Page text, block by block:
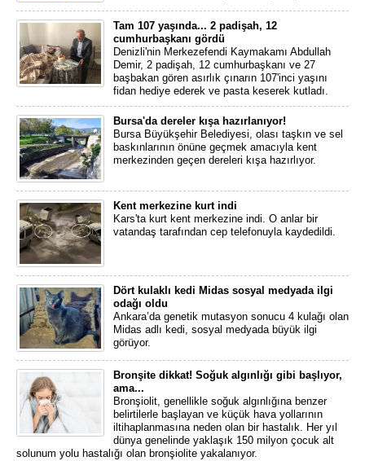
Tam 107 yaşında... 2 padişah, 12
cumhurbaşkanı gördü
Denizli'nin Merkezefendi Kaymakamı Abdullah
Demir, 2 padişah, 12 cumhurbaşkanı ve 27
başbakan gören asırlık çınarın 107'inci yaşını
fidan hediye ederek ve pasta keserek kutladı.
Bursa'da dereler kışa hazırlanıyor!
Bursa Büyükşehir Belediyesi, olası taşkın ve sel
baskınlarının önüne geçmek amacıyla kent
merkezinden geçen dereleri kışa hazırlıyor.
Kent merkezine kurt indi
Kars'ta kurt kent merkezine indi. O anlar bir
vatandaş tarafından cep telefonuyla kaydedildi.
Dört kulaklı kedi Midas sosyal medyada ilgi
odağı oldu
Ankara’da genetik mutasyon sonucu 4 kulağı olan
Midas adlı kedi, sosyal medyada büyük ilgi
görüyor.
Bronşite dikkat! Soğuk algınlığı gibi başlıyor,
ama...
Bronşiolit, genellikle soğuk algınlığına benzer
belirtilerle başlayan ve küçük hava yollarının
iltihaplanmasına neden olan bir hastalık. Her yıl
dünya genelinde yaklaşık 150 milyon çocuk alt
solunum yolu hastalığı olan bronşiolite yakalanıyor.